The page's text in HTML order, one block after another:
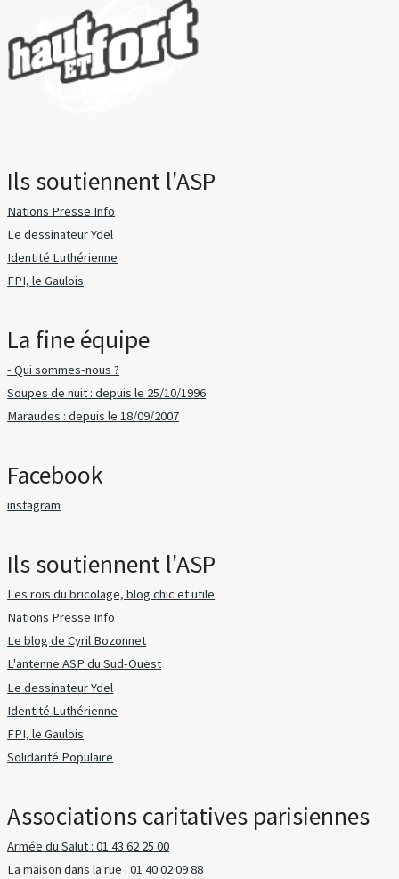
Ils soutiennent l'ASP
Nations Presse Info
Le dessinateur Ydel
Identité Luthérienne
FPI, le Gaulois
La fine équipe
- Qui sommes-nous ?
Soupes de nuit : depuis le 25/10/1996
Maraudes : depuis le 18/09/2007
Facebook
instagram
Ils soutiennent l'ASP
Les rois du bricolage, blog chic et utile
Nations Presse Info
Le blog de Cyril Bozonnet
L'antenne ASP du Sud-Ouest
Le dessinateur Ydel
Identité Luthérienne
FPI, le Gaulois
Solidarité Populaire
Associations caritatives parisiennes
Armée du Salut : 01 43 62 25 00
La maison dans la rue : 01 40 02 09 88